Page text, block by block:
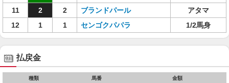
11
2 2 ブランドパール
アタマ
12
1 1 センゴクパパラ 1/2馬身
払戻金
種類 馬番 金額